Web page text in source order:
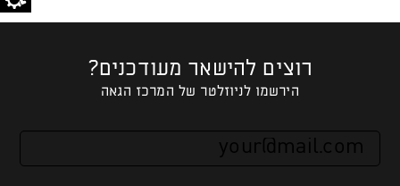
רוצים להישאר מעודכנים?
הירשמו לניוזלטר של המרכז הגאה
אנא
מלאו